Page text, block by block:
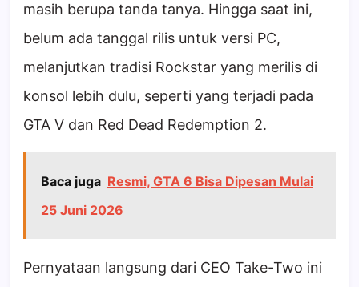
masih berupa tanda tanya. Hingga saat ini,
belum ada tanggal rilis untuk versi PC,
melanjutkan tradisi Rockstar yang merilis di
konsol lebih dulu, seperti yang terjadi pada
GTA V dan Red Dead Redemption 2.
Baca juga Resmi, GTA 6 Bisa Dipesan Mulai
25 Juni 2026
Pernyataan langsung dari CEO Take-Two ini